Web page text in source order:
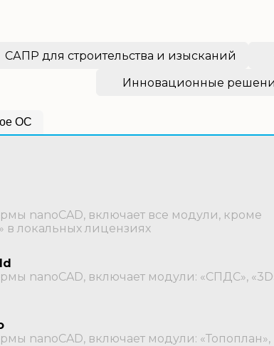
САПР для строительства и изысканий
Инновационные
ОС
nanoCAD, включает все модули, кроме
в локальных лицензиях
nanoCAD, включает модули: «СПДС»,
nanoCAD, включает модули: «Топоплан»,